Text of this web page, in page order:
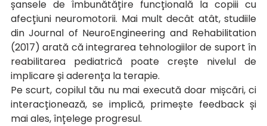
șansele de îmbunătățire funcțională la copiii cu
afecțiuni neuromotorii. Mai mult decât atât, studiile
din Journal of NeuroEngineering and Rehabilitation
(2017) arată că integrarea tehnologiilor de suport în
reabilitarea pediatrică poate crește nivelul de
implicare și aderența la terapie.
Pe scurt, copilul tău nu mai execută doar mișcări, ci
interacționează, se implică, primește feedback și
mai ales, înțelege progresul.